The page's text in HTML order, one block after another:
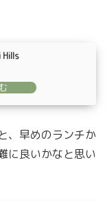
Hills
、早めのランチか
に良いかなと思い